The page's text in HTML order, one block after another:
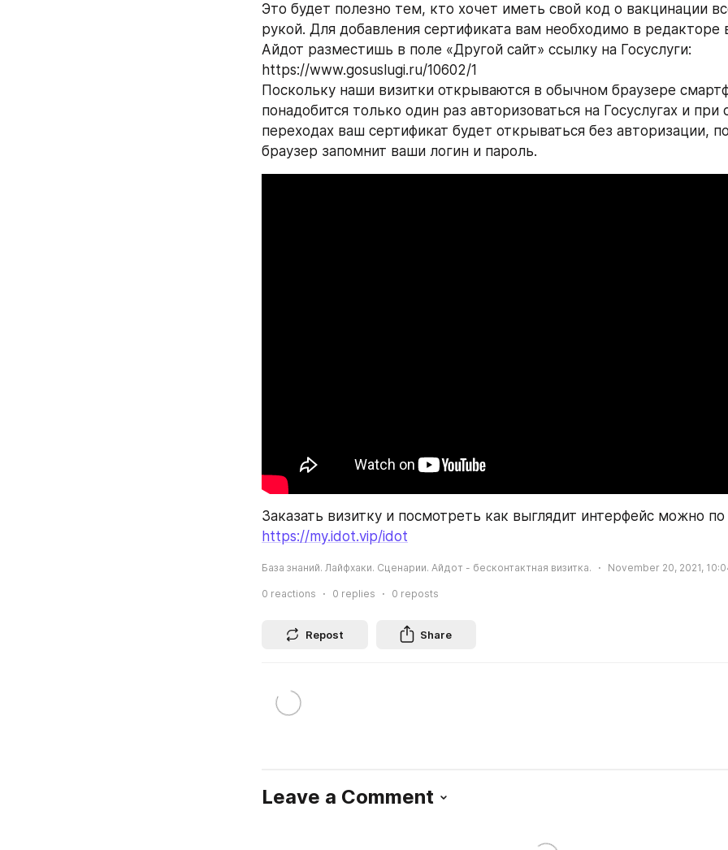
Это будет полезно тем, кто хочет иметь свой код о вакцинации
рукой. Для добавления сертификата вам необходимо в редакторе
Айдот разместишь в поле «Другой сайт» ссылку на Госуслуги:
https://www.gosuslugi.ru/10602/1
Поскольку наши визитки открываются в обычном браузере
понадобится только один раз авторизоваться на Госуслугах и
переходах ваш сертификат будет открываться без авторизации,
браузер запомнит ваши логин и пароль.
https://my.idot.vip/idot
База знаний. Лайфхаки. Сценарии. Айдот - бесконтактная визитка. November 20, 2021,
0 reactions 0 replies 0 reposts
Repost Share
Leave a Comment